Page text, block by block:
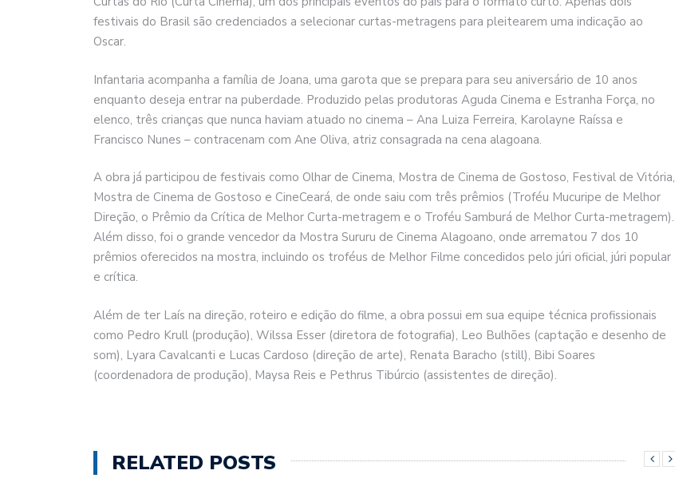
festivais do Brasil são credenciados a selecionar curtas-metragens para pleitearem uma indicação ao
Oscar.
Infantaria acompanha a família de Joana, uma garota que se prepara para seu aniversário de 10 anos
enquanto deseja entrar na puberdade. Produzido pelas produtoras Aguda Cinema e Estranha Força, no
elenco, três crianças que nunca haviam atuado no cinema – Ana Luiza Ferreira, Karolayne Raíssa e
Francisco Nunes – contracenam com Ane Oliva, atriz consagrada na cena alagoana.
A obra já participou de festivais como Olhar de Cinema, Mostra de Cinema de Gostoso, Festival de Vitória,
Mostra de Cinema de Gostoso e CineCeará, de onde saiu com três prêmios (Troféu Mucuripe de Melhor
Direção, o Prêmio da Crítica de Melhor Curta-metragem e o Troféu Samburá de Melhor Curta-metragem).
Além disso, foi o grande vencedor da Mostra Sururu de Cinema Alagoano, onde arrematou 7 dos 10
prêmios oferecidos na mostra, incluindo os troféus de Melhor Filme concedidos pelo júri oficial, júri popular
e crítica.
Além de ter Laís na direção, roteiro e edição do filme, a obra possui em sua equipe técnica profissionais
como Pedro Krull (produção), Wilssa Esser (diretora de fotografia), Leo Bulhões (captação e desenho de
som), Lyara Cavalcanti e Lucas Cardoso (direção de arte), Renata Baracho (still), Bibi Soares
(coordenadora de produção), Maysa Reis e Pethrus Tibúrcio (assistentes de direção).
RELATED POSTS